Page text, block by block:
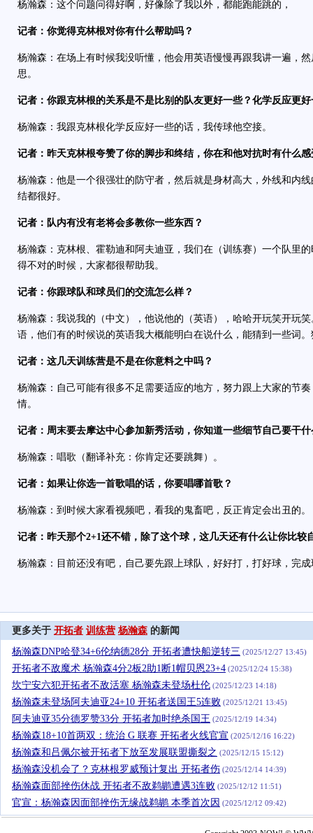
杨瀚森：这个问题问得好啊，好像除了我以外，都能跑能跳的，
记者：你觉得克林根对你有什么帮助吗？
杨瀚森：在场上有时候我没听懂，他会用英语慢慢再跟我讲一遍，
思。
记者：你跟克林根的关系是不是比别的队友更好一些？化学反应更
杨瀚森：我跟克林根化学反应好一些的话，我传球他空接。
记者：昨天克林根夸赞了你的脚步和终结，你在和他对抗时有什么感
杨瀚森：他是一个很强壮的防守者，然后就是身材高大，外线和内
结都很好。
记者：队内有没有老将会多教你一些东西？
杨瀚森：克林根、霍勒迪和阿夫迪亚，我们在（训练赛）一个队里
得不对的时候，大家都很帮助我。
记者：你跟球队和球员们的交流怎么样？
杨瀚森：我说我的（中文），他说他的（英语），哈哈开玩笑开玩
语，他们有的时候说的英语我大概能明白在说什么，能猜到一些词
记者：这几天训练营是不是在你意料之中吗？
杨瀚森：自己可能有很多不足需要适应的地方，努力跟上大家的节
情。
记者：周末要去摩达中心参加新秀活动，你知道一些细节自己要干
杨瀚森：唱歌（翻译补充：你肯定还要跳舞）。
记者：如果让你选一首歌唱的话，你要唱哪首歌？
杨瀚森：到时候大家看视频吧，看我的鬼畜吧，反正肯定会出丑的。
记者：昨天那个2+1还不错，除了这个球，这几天还有什么让你比较
杨瀚森：目前还没有吧，自己要先跟上球队，好好打，打好球，完
更多关于 开拓者 训练营 杨瀚森 的新闻
杨瀚森DNP哈登34+6伦纳德28分 开拓者遭快船逆转三 (2025/12/27 13:45)
开拓者不敌魔术 杨瀚森4分2板2助1断1帽贝恩23+4 (2025/12/24 15:38)
坎宁安六犯开拓者不敌活塞 杨瀚森未登场杜伦 (2025/12/23 14:18)
杨瀚森未登场阿夫迪亚24+10 开拓者送国王5连败 (2025/12/21 13:45)
阿夫迪亚35分德罗赞33分 开拓者加时绝杀国王 (2025/12/19 14:34)
杨瀚森18+10首两双：统治 G 联赛 开拓者火线官宣 (2025/12/16 16:22)
杨瀚森和吕佩尔被开拓者下放至发展联盟撕裂之 (2025/12/15 15:12)
杨瀚森没机会了？克林根罗威预计复出 开拓者伤 (2025/12/14 14:39)
杨瀚森面部挫伤休战 开拓者不敌鹈鹕遭遇3连败 (2025/12/12 11:51)
官宣：杨瀚森因面部挫伤无缘战鹈鹕 本季首次因 (2025/12/12 09:42)